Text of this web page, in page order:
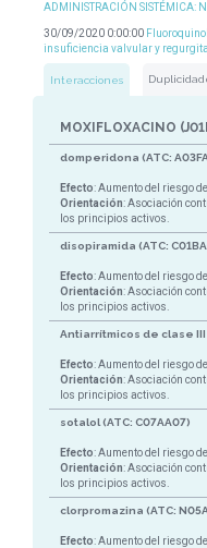
ADMINISTRACIÓN SISTÉMICA:
30/09/2020 0:00:00
insuficiencia valvular y
Interacciones
MOXIFLOXACINO
domperidona (ATC:
Efecto: Aumento del riesgo
Orientación: Asociación
los principios activos.
disopiramida (ATC:
Efecto: Aumento del riesgo
Orientación: Asociación
los principios activos.
Antiarrítmicos de clase III
Efecto: Aumento del riesgo
Orientación: Asociación
los principios activos.
sotalol (ATC: C07AA07)
Efecto: Aumento del riesgo
Orientación: Asociación
los principios activos.
clorpromazina (ATC:
Efecto: Aumento del riesgo